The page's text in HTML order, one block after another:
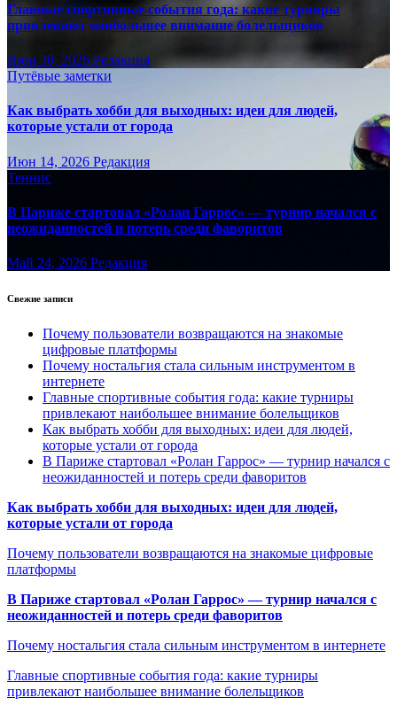
Главные спортивные события года: какие турниры
привлекают наибольшее внимание болельщиков
Июн 30, 2026 Редакция
Путёвые заметки
Как выбрать хобби для выходных: идеи для людей,
которые устали от города
Июн 14, 2026 Редакция
Теннис
В Париже стартовал «Ролан Гаррос» — турнир начался с
неожиданностей и потерь среди фаворитов
Май 24, 2026 Редакция
Свежие записи
Почему пользователи возвращаются на знакомые
цифровые платформы
Почему ностальгия стала сильным инструментом в
интернете
Главные спортивные события года: какие турниры
привлекают наибольшее внимание болельщиков
Как выбрать хобби для выходных: идеи для людей,
которые устали от города
В Париже стартовал «Ролан Гаррос» — турнир начался с
неожиданностей и потерь среди фаворитов
Как выбрать хобби для выходных: идеи для людей,
которые устали от города
Почему пользователи возвращаются на знакомые цифровые
платформы
В Париже стартовал «Ролан Гаррос» — турнир начался с
неожиданностей и потерь среди фаворитов
Почему ностальгия стала сильным инструментом в интернете
Главные спортивные события года: какие турниры
привлекают наибольшее внимание болельщиков